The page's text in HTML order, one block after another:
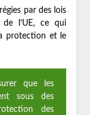
par des lois
l’UE, ce qui
protection et le
que les
sous des
des